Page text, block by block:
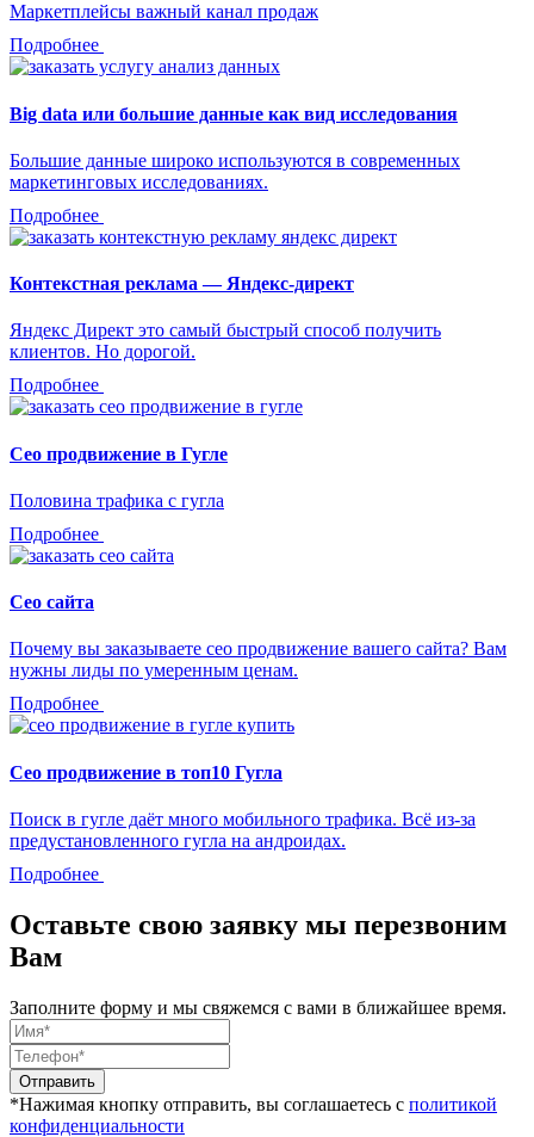
Маркетплейсы важный канал продаж
Подробнее
Big data или большие данные как вид исследования
Большие данные широко используются в современных
маркетинговых исследованиях.
Подробнее
Контекстная реклама — Яндекс-директ
Яндекс Директ это самый быстрый способ получить
клиентов. Но дорогой.
Подробнее
Сео продвижение в Гугле
Половина трафика с гугла
Подробнее
Сео сайта
Почему вы заказываете сео продвижение вашего сайта? Вам
нужны лиды по умеренным ценам.
Подробнее
Сео продвижение в топ10 Гугла
Поиск в гугле даёт много мобильного трафика. Всё из-за
предустановленного гугла на андроидах.
Подробнее
Оставьте свою заявку мы перезвоним
Вам
Заполните форму и мы свяжемся с вами в ближайшее время.
Отправить
*Нажимая кнопку отправить, вы соглашаетесь с политикой
конфиденциальности